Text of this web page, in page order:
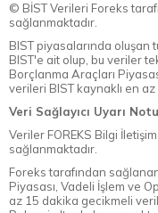
© BİST Verileri Foreks
sağlanmaktadır.
BIST piyasalarında oluşan
BIST'e ait olup, bu veriler
Borçlanma Araçları
verileri BIST kaynaklı en
Veri Sağlayıcı Uyarı Notu
Veriler FOREKS Bilgi
sağlanmaktadır.
Foreks tarafından
Piyasası, Vadeli İşlem ve
az 15 dakika gecikmeli